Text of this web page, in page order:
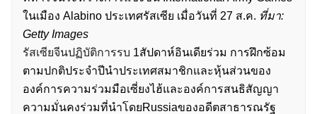
ในเมือง Alabino ประเทศรัสเซีย เมื่อวันที่ 27 ส.ค. ที่มา:
Getty Images
รัสเซียจีนปฏิบัติการรบ 1สัปดาห์อินเดียร่วม การฝึกซ้อม
ตามปกติประจำปีนำประเทศสมาชิกและหุ้นส่วนของ
องค์การความร่วมมือเซี่ยงไฮ้และองค์การสนธิสัญญา
ความมั่นคงร่วมที่นำโดยRussiaของอดีตสาธารณรัฐ